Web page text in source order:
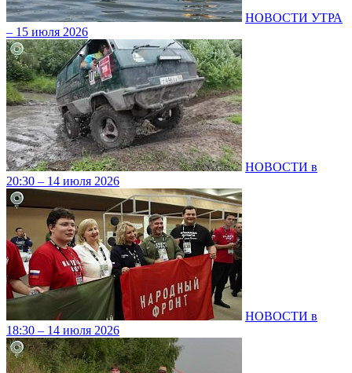
НОВОСТИ УТРА
– 15 июля 2026
НОВОСТИ в
20:30 – 14 июля 2026
НОВОСТИ в
18:30 – 14 июля 2026